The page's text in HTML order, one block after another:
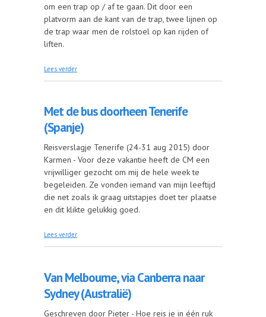
om een trap op / af te gaan. Dit door een
platvorm aan de kant van de trap, twee lijnen op
de trap waar men de rolstoel op kan rijden of
liften.
Lees verder
Met de bus doorheen Tenerife
(Spanje)
Reisverslagje Tenerife (24-31 aug 2015) door
Karmen - Voor deze vakantie heeft de CM een
vrijwilliger gezocht om mij de hele week te
begeleiden. Ze vonden iemand van mijn leeftijd
die net zoals ik graag uitstapjes doet ter plaatse
en dit klikte gelukkig goed.
Lees verder
Van Melbourne, via Canberra naar
Sydney (Australië)
Geschreven door Pieter - Hoe reis je in één ruk